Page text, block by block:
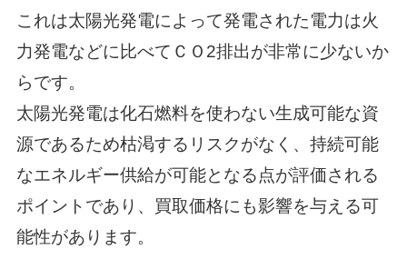
これは太陽光発電によって発電された電力は火
力発電などに比べてＣＯ2排出が非常に少ないか
らです。
太陽光発電は化石燃料を使わない生成可能な資
源であるため枯渇するリスクがなく、持続可能
なエネルギー供給が可能となる点が評価される
ポイントであり、買取価格にも影響を与える可
能性があります。